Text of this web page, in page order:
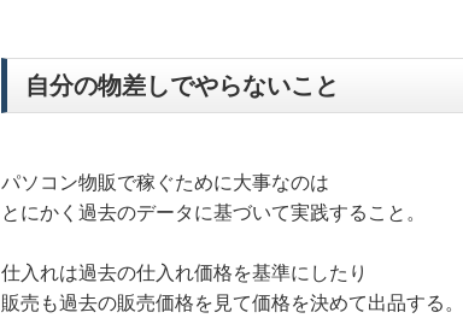
自分の物差しでやらないこと
パソコン物販で稼ぐために大事なのは
とにかく過去のデータに基づいて実践すること。
仕入れは過去の仕入れ価格を基準にしたり
販売も過去の販売価格を見て価格を決めて出品する。